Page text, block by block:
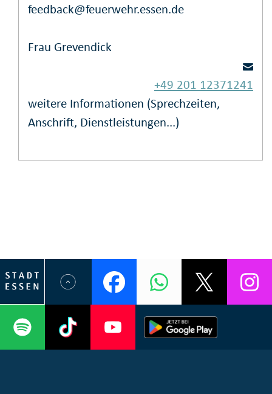
feedback@feuerwehr.essen.de
Frau Grevendick
+49 201 12371241
weitere Informationen (Sprechzeiten,
Anschrift, Dienstleistungen...)